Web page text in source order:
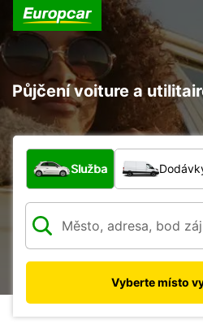
Půjčení voiture a
Jaký typ vozidla?
Služba
Vyberte místo